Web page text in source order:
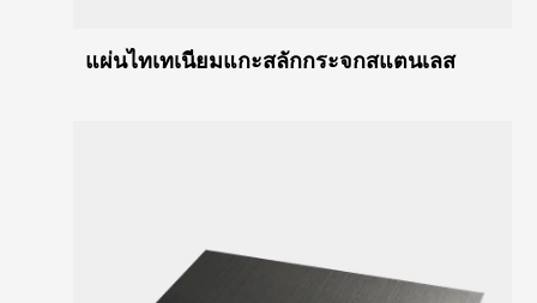
แผ่นไทเทเนียมแกะสลักกระจกสแตนเลส